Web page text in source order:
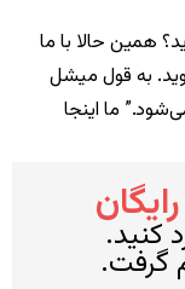
همین حالا با ما
به قول میشل
ما اینجا
کنید.
گرفت.